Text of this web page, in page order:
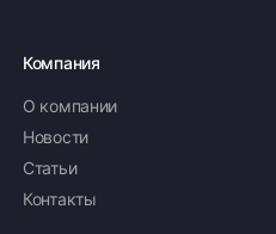
Компания
О компании
Новости
Статьи
Контакты